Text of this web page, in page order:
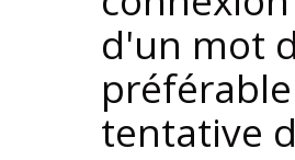
d'un mot
tentative